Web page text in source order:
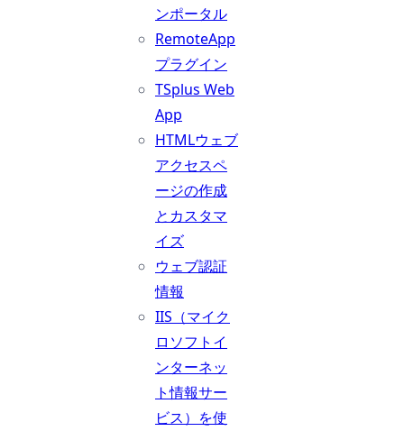
ンポータル
RemoteApp
プラグイン
TSplus Web
App
HTMLウェブ
アクセスペ
ージの作成
とカスタマ
イズ
ウェブ認証
情報
IIS（マイク
ロソフトイ
ンターネッ
ト情報サー
ビス）を使